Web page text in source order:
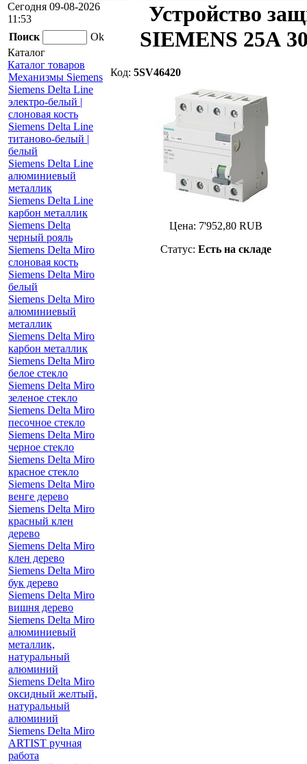
Сегодня 09-08-2026
11:53
Поиск
Ok
Каталог
Каталог товаров
Механизмы Siemens
Siemens Delta Line
электро-белый |
слоновая кость
Siemens Delta Line
титаново-белый |
белый
Siemens Delta Line
алюминиевый
металлик
Siemens Delta Line
карбон металлик
Siemens Delta
черный рояль
Siemens Delta Miro
слоновая кость
Siemens Delta Miro
белый
Siemens Delta Miro
алюминиевый
металлик
Siemens Delta Miro
карбон металлик
Siemens Delta Miro
белое стекло
Siemens Delta Miro
зеленое стекло
Siemens Delta Miro
песочное стекло
Siemens Delta Miro
черное стекло
Siemens Delta Miro
красное стекло
Siemens Delta Miro
венге дерево
Siemens Delta Miro
красный клен
дерево
Siemens Delta Miro
клен дерево
Siemens Delta Miro
бук дерево
Siemens Delta Miro
вишня дерево
Siemens Delta Miro
алюминиевый
металлик,
натуральный
алюминий
Siemens Delta Miro
оксидный желтый,
натуральный
алюминий
Siemens Delta Miro
ARTIST ручная
работа
Устройство
SIEMENS 25А
Код: 5SV46420
Цена: 7'952,80RUB
Статус: Есть на складе